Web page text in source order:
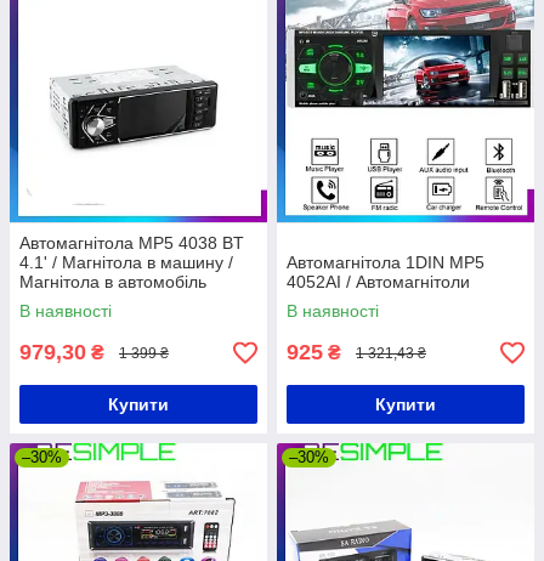
Автомагнітола MP5 4038 BT
4.1' / Магнітола в машину /
Магнітола в автомобіль
В наявності
979,30 ₴ 1 399 ₴
Купити
Автомагнітола 1DIN MP5
4052AI / Автомагнітоли
В наявності
925 ₴ 1 321,43 ₴
Купити
–30% –30%